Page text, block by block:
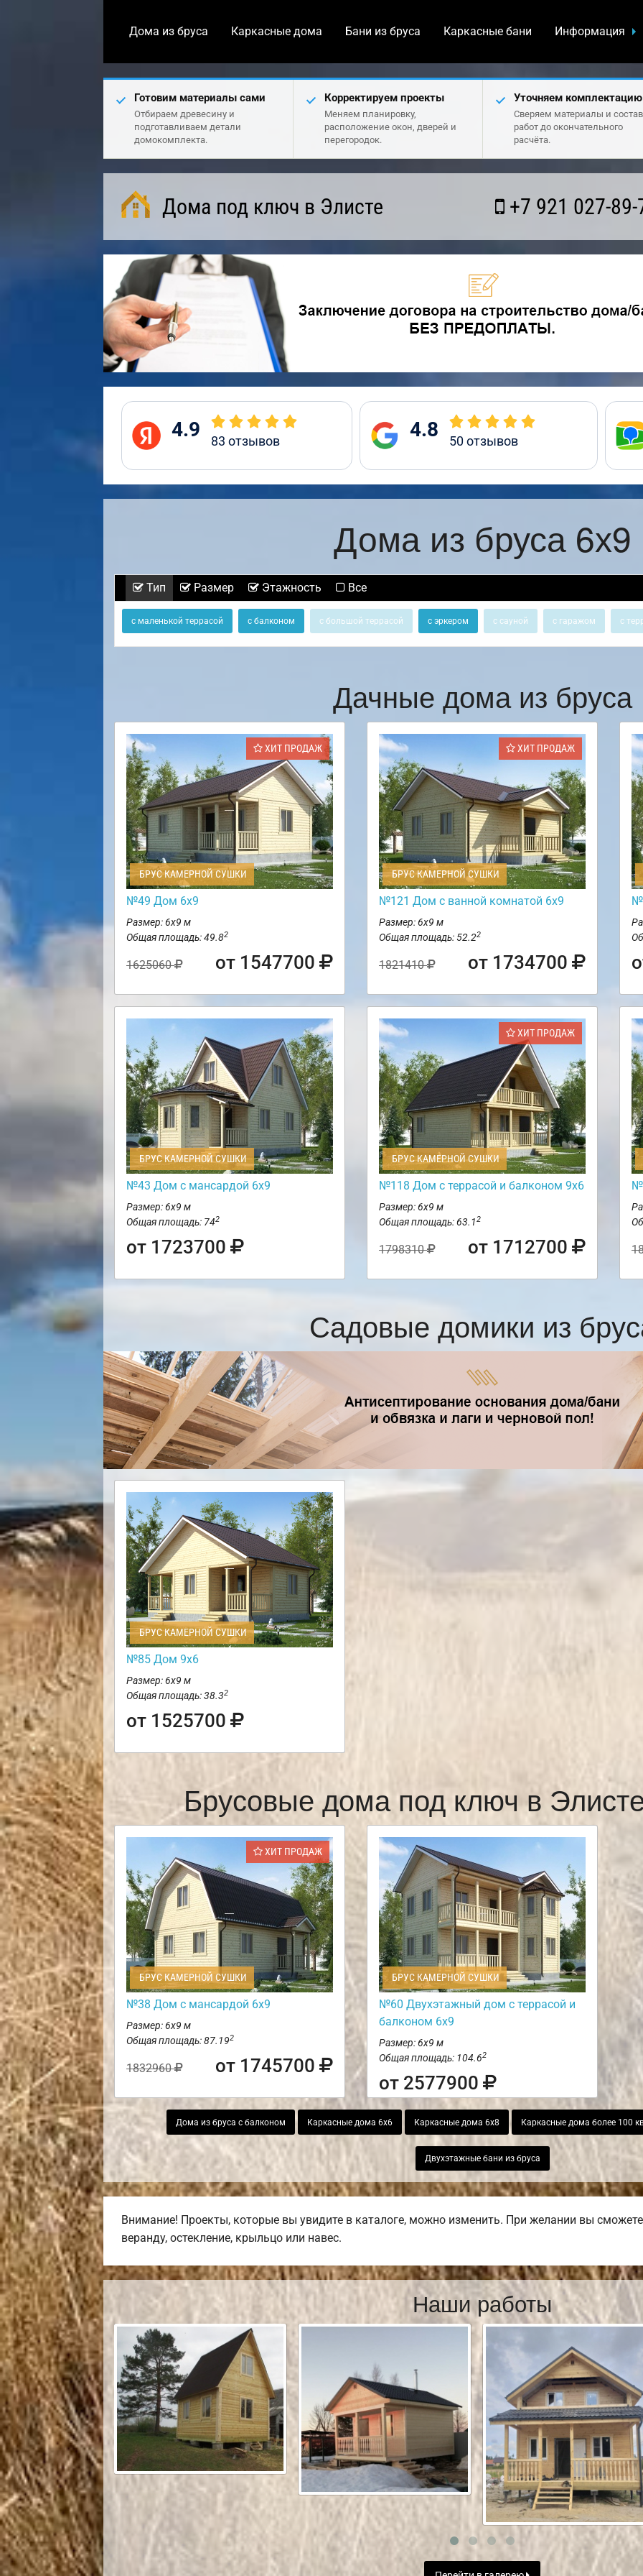
Дома из бруса Каркасные дома Бани из бруса Каркасные бани Информация
Готовим материалы сами
Отбираем древесину и
подготавливаем детали
домокомплекта.
Корректируем проекты
Меняем планировку,
расположение окон, дверей и
перегородок.
Уточняем комплектацию
Сверяем материалы и состав
работ до окончательного
расчёта.
Дома под ключ в Элисте +7 921 027-89-
4.9 83 отзывов 4.8 50отзывов
Дома из бруса 6х9
Тип Размер Этажность Все
с маленькой террасой с балконом с большой террасой с эркером с сауной с гаражом с
Дачные дома из бруса
ХИТ ПРОДАЖ
БРУС КАМЕРНОЙ СУШКИ
№49 Дом 6х9
Размер: 6х9 м
Общая площадь: 49.82
1625060 от 1547700
ХИТ ПРОДАЖ
БРУС КАМЕРНОЙ СУШКИ
№121 Дом с ванной комнатой 6х9
Размер: 6х9 м
Общая площадь: 52.22
1821410 от 1734700
БРУС КАМЕРНОЙ СУШКИ
№43 Дом с мансардой 6х9
Размер: 6х9 м
Общая площадь: 742
от 1723700
ХИТ ПРОДАЖ
БРУС КАМЕРНОЙ СУШКИ
№118 Дом с террасой и балконом 9х6
Размер: 6х9 м
Общая площадь: 63.12
1798310 от 1712700
Садовые домики из
БРУС КАМЕРНОЙ СУШКИ
№85 Дом 9х6
Размер: 6х9 м
Общая площадь: 38.32
от 1525700
Брусовые дома под ключ в
ХИТ ПРОДАЖ
БРУС КАМЕРНОЙ СУШКИ
№38 Дом с мансардой 6х9
Размер: 6х9 м
Общая площадь: 87.192
1832960 от 1745700
БРУС КАМЕРНОЙ СУШКИ
№60 Двухэтажный дом с террасой и
балконом 6х9
Размер: 6х9 м
Общая площадь: 104.62
от 2577900
Дома из бруса с балконом Каркасные дома 6х6 Каркасные дома 6х8 Каркасные дома более 100
Двухэтажные бани из бруса
Внимание! Проекты, которые вы увидите в каталоге, можно изменить. При желании вы сможете
веранду, остекление, крыльцо или навес.
Наши работы